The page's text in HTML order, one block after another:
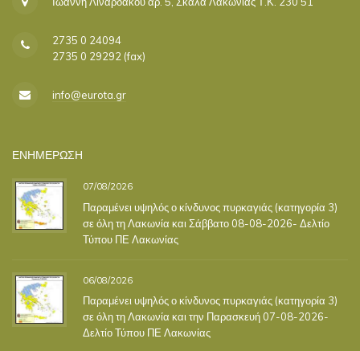
2735 0 24094
2735 0 29292 (fax)
info@eurota.gr
ΕΝΗΜΕΡΩΣΗ
07/08/2026
Παραμένει υψηλός ο κίνδυνος πυρκαγιάς (κατηγορία 3)
σε όλη τη Λακωνία και Σάββατο 08-08-2026- Δελτίο
Τύπου ΠΕ Λακωνίας
06/08/2026
Παραμένει υψηλός ο κίνδυνος πυρκαγιάς (κατηγορία 3)
σε όλη τη Λακωνία και την Παρασκευή 07-08-2026-
Δελτίο Τύπου ΠΕ Λακωνίας